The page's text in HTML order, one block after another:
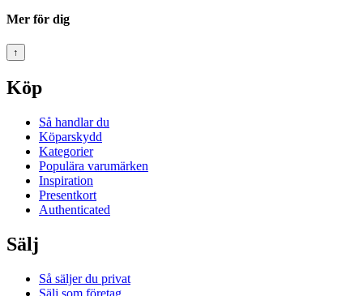
Mer för dig
↑
Köp
Så handlar du
Köparskydd
Kategorier
Populära varumärken
Inspiration
Presentkort
Authenticated
Sälj
Så säljer du privat
Sälj som företag